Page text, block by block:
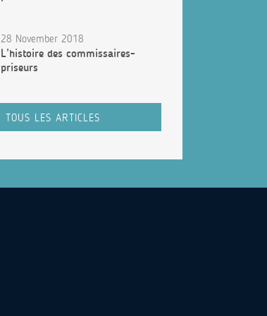
28 November 2018
L’histoire des commissaires-
priseurs
TOUS LES ARTICLES